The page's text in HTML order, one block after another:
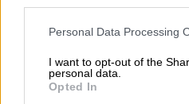
Please note that this website/
not limited to your visit or usage
grant or deny consent to
use your data for below
Personal Data Processing
I want to opt-out of the
personal data.
Opted In